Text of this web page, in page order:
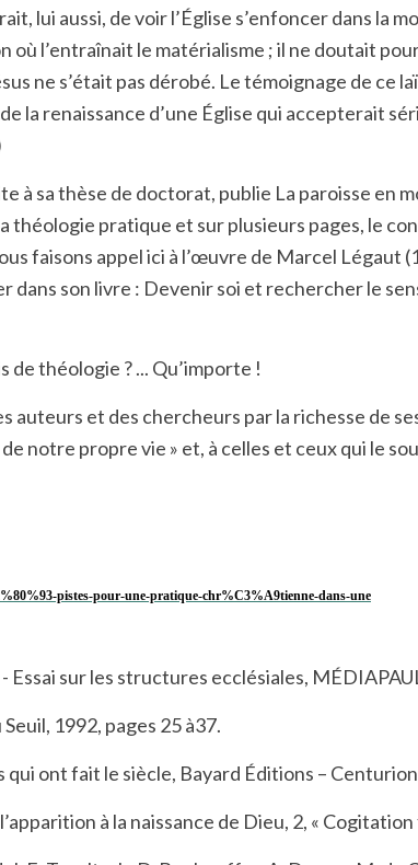
lui aussi, de voir l’Église s’enfoncer dans la
l’entraînait le matérialisme ; il ne doutait
ne s’était pas dérobé. Le témoignage de
la renaissance d’une Église qui accepterait
à sa thèse de doctorat, publie La paroisse en
théologie pratique et sur plusieurs pages, le
faisons appel ici à l’œuvre de Marcel Légaut
son livre : Devenir soi et rechercher le
théologie ? ... Qu’importe !
auteurs et des chercheurs par la richesse de
notre propre vie » et, à celles et ceux qui le
pistes-pour-une-pratique-chr%C3%A9tienne-dans-une
Essai sur les structures ecclésiales,
1992, pages 25 à37.
ont fait le siècle, Bayard Éditions –
à la naissance de Dieu, 2, «